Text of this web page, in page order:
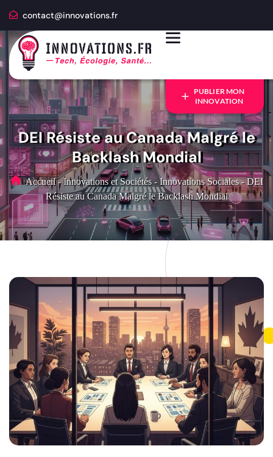
contact@innovations.fr
PUBLIER MON
INNOVATION
DEI Résiste au Canada Malgré le
Backlash Mondial
Accueil - Innovations et Sociétés - Innovations Sociales - DEI
Résiste au Canada Malgré le Backlash Mondial